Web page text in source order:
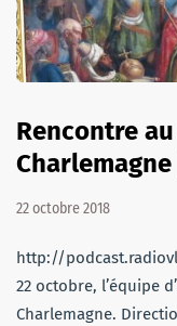
Rencontre
Charlemagne
22 octobre 2018
http://
22 octobre, l’équipe
Charlemagne.